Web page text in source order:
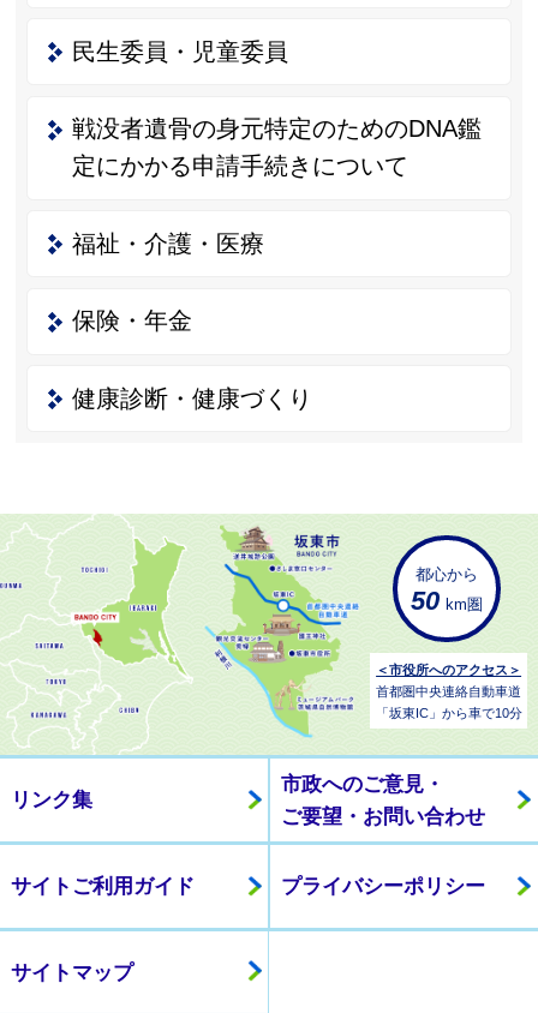
民生委員・児童委員
戦没者遺骨の身元特定のためのDNA鑑
定にかかる申請手続きについて
福祉・介護・医療
保険・年金
健康診断・健康づくり
都心から
50 km圏
＜市役所へのアクセス＞
首都圏中央連絡自動車道
「坂東IC」から車で10分
リンク集
市政へのご意見・
ご要望・お問い合わせ
サイトご利用ガイド プライバシーポリシー
サイトマップ